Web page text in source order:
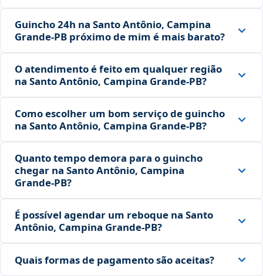
Guincho 24h na Santo Antônio, Campina
Grande‑PB próximo de mim é mais barato?
O atendimento é feito em qualquer região
na Santo Antônio, Campina Grande‑PB?
Como escolher um bom serviço de guincho
na Santo Antônio, Campina Grande‑PB?
Quanto tempo demora para o guincho
chegar na Santo Antônio, Campina
Grande‑PB?
É possível agendar um reboque na Santo
Antônio, Campina Grande‑PB?
Quais formas de pagamento são aceitas?